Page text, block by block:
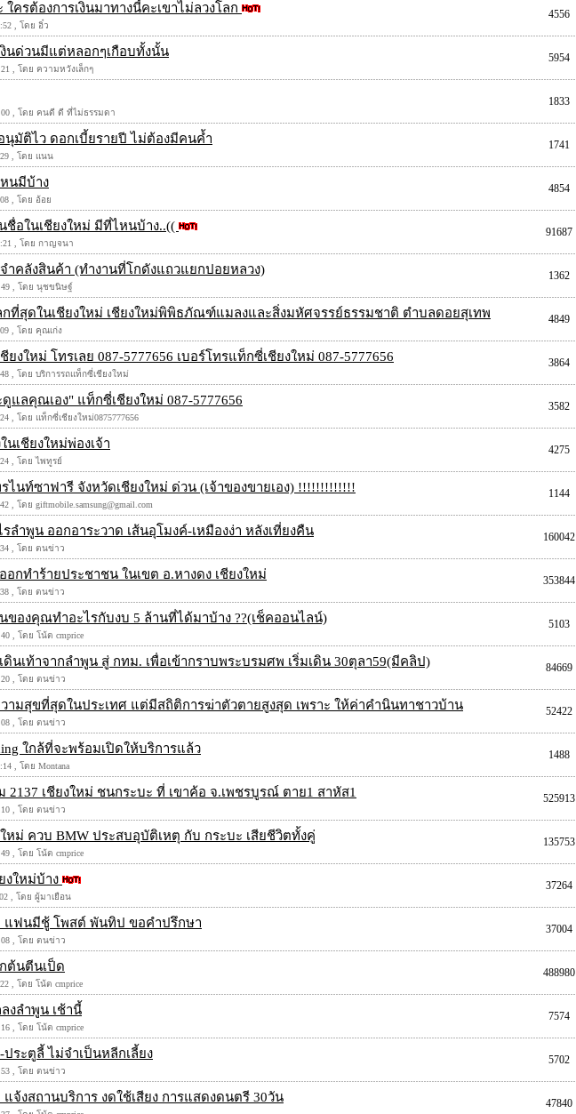
ครต้องการเงินมาทางนี้คะเขาไม่ลวงโลก
, โดย อิ๋ว
4556
นด่วนมีแต่หลอกๆเกือบทั้งนั้น
, โดย ความหวังเล็กๆ
5954
, โดย คนดี ดี ที่ไม่ธรรมดา
1833
นุมัติไว ดอกเบี้ยรายปี ไม่ต้องมีคนค้ำ
, โดย แนน
1741
นมีบ้าง
, โดย อ้อย
4854
อในเชียงใหม่ มีที่ไหนบ้าง..((
, โดย กาญจนา
91687
ำคลังสินค้า (ทำงานที่โกดังแถวแยกปอยหลวง)
, โดย นุชขนิษฐ์
1362
ที่สุดในเชียงใหม่ เชียงใหม่พิพิธภัณฑ์แมลงและสิ่งมหัศจรรย์ธรรมชาติ ตำบลดอยสุเทพ
, โดย คุณเก่ง
4849
งใหม่ โทรเลย 087-5777656 เบอร์โทรแท็กซี่เชียงใหม่ 087-5777656
, โดย บริการรถแท็กซี่เชียงใหม่
3864
ดูแลคุณเอง" แท็กซี่เชียงใหม่ 087-5777656
, โดย แท็กซี่เชียงใหม่0875777656
3582
นเชียงใหม่พ่องเจ้า
, โดย ไพทูรย์
4275
ไนท์ซาฟารี จังหวัดเชียงใหม่ ด่วน (เจ้าของขายเอง) !!!!!!!!!!!!!
, โดย giftmobile.samsung@gmail.com
1144
ลำพูน ออกอาระวาด เส้นอุโมงค์-เหมืองง่า หลังเที่ยงคืน
, โดย ตนข่าว
160042
กทำร้ายประชาชน ในเขต อ.หางดง เชียงใหม่
, โดย ตนข่าว
353844
ของคุณทำอะไรกับงบ 5 ล้านที่ได้มาบ้าง ??(เช็คออนไลน์)
, โดย โน้ต cmprice
5103
นเท้าจากลำพูน สู่ กทม. เพื่อเข้ากราบพระบรมศพ เริ่มเดิน 30ตุลา59(มีคลิป)
, โดย ตนข่าว
84669
ามสุขที่สุดในประเทศ แต่มีสถิติการฆ่าตัวตายสูงสุด เพราะ ให้ค่าคำนินทาชาวบ้าน
, โดย ตนข่าว
52422
ใกล้ที่จะพร้อมเปิดให้บริการแล้ว
, โดย Montana
1488
2137 เชียงใหม่ ชนกระบะ ที่ เขาค้อ จ.เพชรบูรณ์ ตาย1 สาหัส1
, โดย ตนข่าว
525913
หม่ ควบ BMW ประสบอุบัติเหตุ กับ กระบะ เสียชีวิตทั้งคู่
, โดย โน้ต cmprice
135753
งใหม่บ้าง
, โดย ผู้มาเยือน
37264
แฟนมีชู้ โพสต์ พันทิป ขอคำปรึกษา
, โดย ตนข่าว
37004
ต้นตีนเป็ด
, โดย โน้ต cmprice
488980
งลำพูน เช้านี้
, โดย โน้ต cmprice
7574
ระตูลี้ ไม่จำเป็นหลีกเลี้ยง
, โดย ตนข่าว
5702
แจ้งสถานบริการ งดใช้เสียง การแสดงดนตรี 30วัน 47840